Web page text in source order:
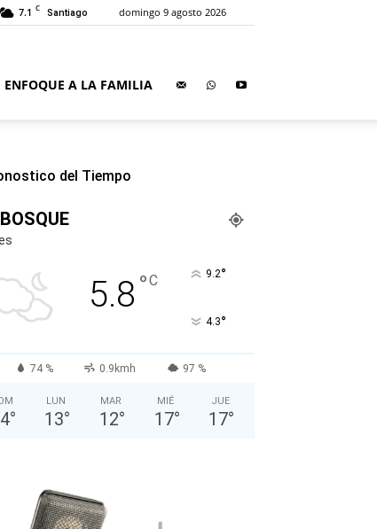
7.1 C Santiago domingo 9 agosto 2026
ENFOQUE A LA FAMILIA
del Tiempo
5.8 °C 9.2°
4.3°
74 % 0.9kmh 97 %
°
LUN
13°
MAR
12°
MIÉ
17°
JUE
17°